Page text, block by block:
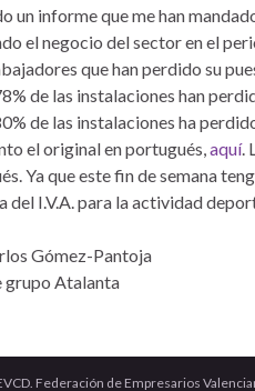
un informe que me han
el negocio del sector en el
que han perdido su
de las instalaciones han
de las instalaciones ha
el original en portugués,aquí.
Ya que este fin de semana
del I.V.A. para la actividad
Gómez-Pantoja
grupo Atalanta
Federación de Empresarios